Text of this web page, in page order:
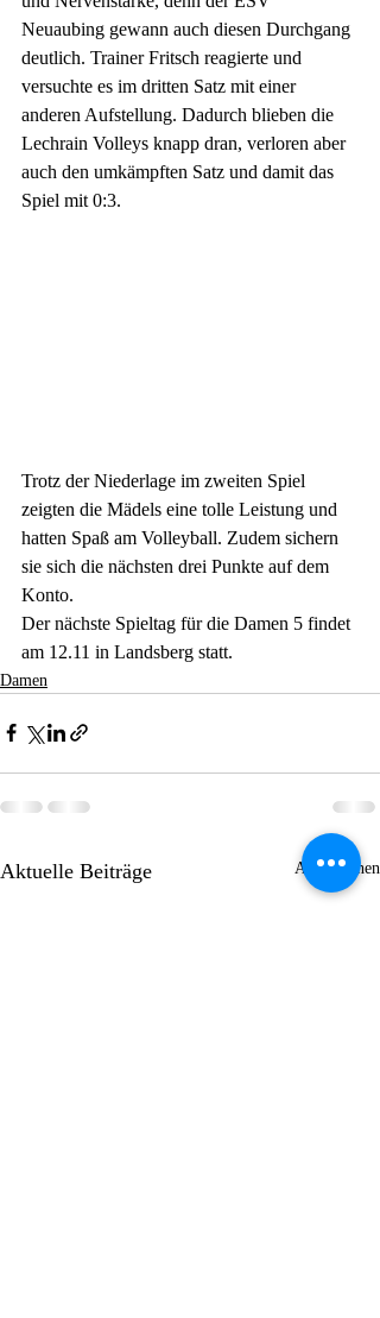
Neuaubing gewann auch diesen Durchgang
deutlich. Trainer Fritsch reagierte und
versuchte es im dritten Satz mit einer
anderen Aufstellung. Dadurch blieben die
Lechrain Volleys knapp dran, verloren aber
auch den umkämpften Satz und damit das
Spiel mit 0:3.
Trotz der Niederlage im zweiten Spiel
zeigten die Mädels eine tolle Leistung und
hatten Spaß am Volleyball. Zudem sichern
sie sich die nächsten drei Punkte auf dem
Konto.
Der nächste Spieltag für die Damen 5 findet
am 12.11 in Landsberg statt.
Damen
Aktuelle Beiträge Alle ansehen